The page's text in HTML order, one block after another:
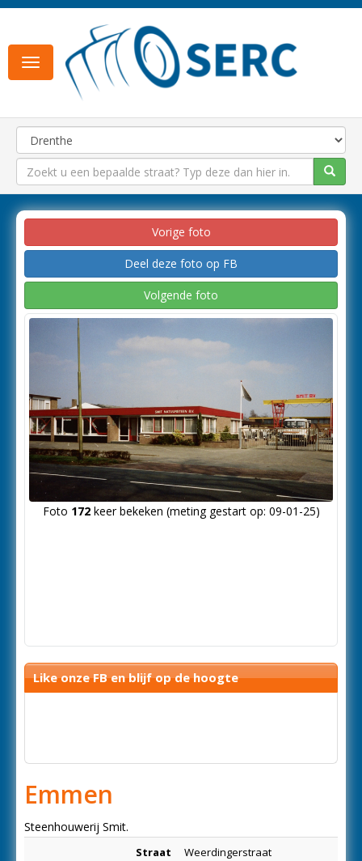
Toggle
navigation
Vorige foto
Deel deze foto op FB
Volgende foto
Foto 172keer bekeken (meting gestart op: 09-01-25)
Like onze FB en blijf op de hoogte
Emmen
Steenhouwerij Smit.
Straat Weerdingerstraat